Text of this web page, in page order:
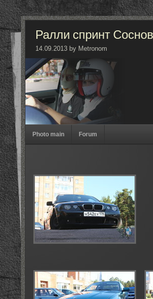
Ралли спринт
14.09.2013 by Metronom
Photo main Forum